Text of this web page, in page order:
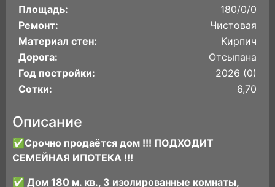
Площадь:
180/0/0
Ремонт:
Чистовая
Материал стен:
Кирпич
Дорога:
Отсыпана
Год постройки:
2026 (0)
Сотки:
6,70
Описание
✅Срoчнo продаётся дом !!! ПОДХОДИТ
СЕМЕЙНАЯ ИПОТЕКА !!!
✅ Дом 180 м. кв., 3 изoлиpoванные кoмнаты,